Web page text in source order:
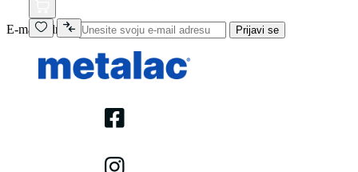
E-mail adresa Prijavi se